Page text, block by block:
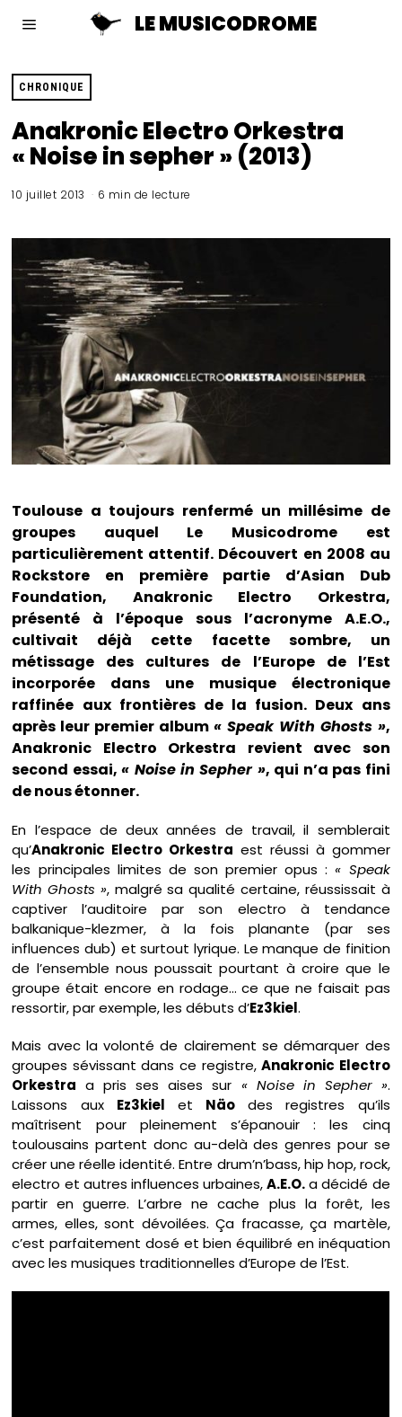
LE MUSICODROME
CHRONIQUE
Anakronic Electro Orkestra
« Noise in sepher » (2013)
10 juillet 2013 6 min de lecture
Toulouse a toujours renfermé un millésime de
groupes auquel Le Musicodrome est
particulièrement attentif. Découvert en 2008 au
Rockstore en première partie d’Asian Dub
Foundation, Anakronic Electro Orkestra,
présenté à l’époque sous l’acronyme A.E.O.,
cultivait déjà cette facette sombre, un
métissage des cultures de l’Europe de l’Est
incorporée dans une musique électronique
raffinée aux frontières de la fusion. Deux ans
après leur premier album « Speak With Ghosts »,
Anakronic Electro Orkestra revient avec son
second essai,« Noise in Sepher », qui n’a pas fini
de nous étonner.
En l’espace de deux années de travail, il semblerait
qu’Anakronic Electro Orkestra est réussi à gommer
les principales limites de son premier opus :« Speak
With Ghosts », malgré sa qualité certaine, réussissait à
captiver l’auditoire par son electro à tendance
balkanique-klezmer, à la fois planante (par ses
influences dub) et surtout lyrique. Le manque de finition
de l’ensemble nous poussait pourtant à croire que le
groupe était encore en rodage… ce que ne faisait pas
ressortir, par exemple, les débuts d’Ez3kiel.
Mais avec la volonté de clairement se démarquer des
groupes sévissant dans ce registre,Anakronic Electro
Orkestra a pris ses aises sur « Noise in Sepher ».
Laissons aux Ez3kiel et Näo des registres qu’ils
maîtrisent pour pleinement s’épanouir : les cinq
toulousains partent donc au-delà des genres pour se
créer une réelle identité. Entre drum’n’bass, hip hop, rock,
electro et autres influences urbaines,A.E.O.a décidé de
partir en guerre. L’arbre ne cache plus la forêt, les
armes, elles, sont dévoilées. Ça fracasse, ça martèle,
c’est parfaitement dosé et bien équilibré en inéquation
avec les musiques traditionnelles d’Europe de l’Est.